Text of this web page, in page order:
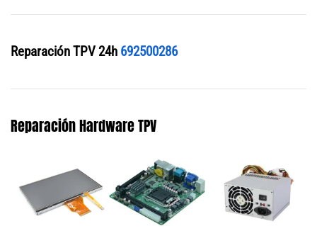
Reparación TPV 24h 692500286
Reparación Hardware TPV